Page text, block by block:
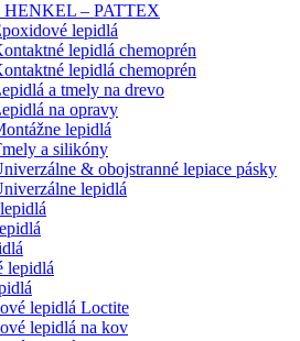
HENKEL – PATTEX
lepidlá
lepidlá chemoprén
lepidlá chemoprén
a tmely na drevo
na opravy
lepidlá
a silikóny
& obojstranné lepiace pásky
lepidlá
lepidlá
lepidlá Loctite
lepidlá na kov